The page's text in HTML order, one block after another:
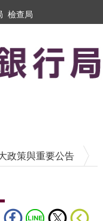
檢查局
政策與重要公告